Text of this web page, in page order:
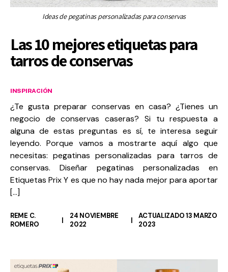
Ideas de pegatinas personalizadas para conservas
Las 10 mejores etiquetas para
tarros de conservas
INSPIRACIÓN
¿Te gusta preparar conservas en casa? ¿Tienes un
negocio de conservas caseras? Si tu respuesta a
alguna de estas preguntas es sí, te interesa seguir
leyendo. Porque vamos a mostrarte aquí algo que
necesitas: pegatinas personalizadas para tarros de
conservas. Diseñar pegatinas personalizadas en
Etiquetas Prix Y es que no hay nada mejor para aportar
[…]
REME C.
ROMERO
24 NOVIEMBRE
2022
ACTUALIZADO 13 MARZO
2023